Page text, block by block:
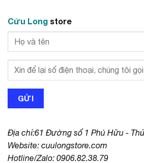
Cửu Long store
Địa chỉ:61 Đường số 1 Phú Hữu -
Website: cuulongstore.com
Hotline/Zalo: 0906.82.38.79